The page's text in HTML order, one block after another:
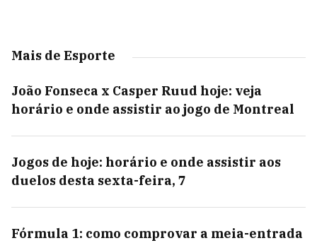
Mais de Esporte
João Fonseca x Casper Ruud hoje: veja
horário e onde assistir ao jogo de Montreal
Jogos de hoje: horário e onde assistir aos
duelos desta sexta-feira, 7
Fórmula 1: como comprovar a meia-entrada